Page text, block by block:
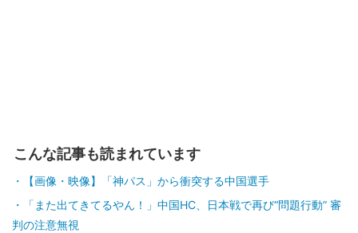
こんな記事も読まれています
【画像・映像】「神パス」から衝突する中国選手
「また出てきてるやん！」中国HC、日本戦で再び“問題行動” 審
判の注意無視